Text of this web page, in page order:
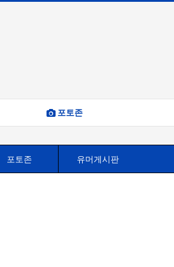
포토존
포토존 유머게시판